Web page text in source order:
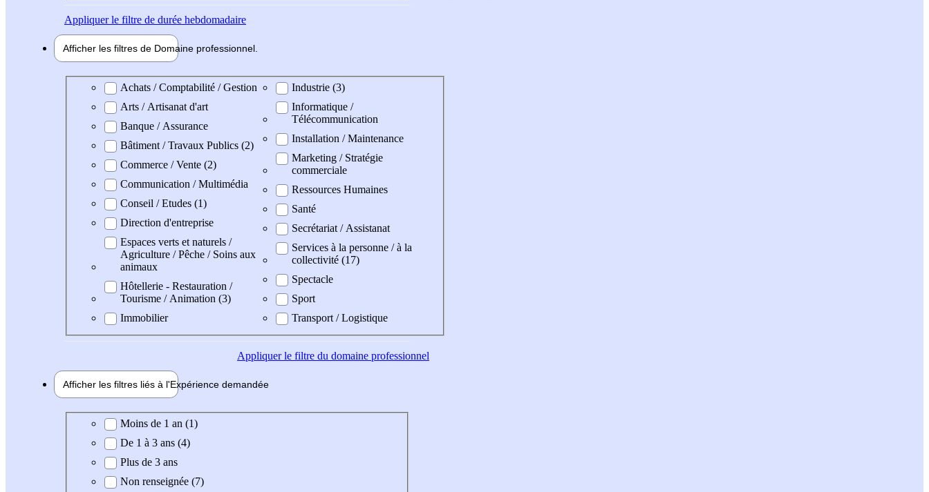
Appliquerle filtre de durée hebdomadaire
Afficher les filtres de Domaine professionnel
Domaine professionel
Achats / Comptabilité / Gestion
Arts / Artisanat d'art
Banque / Assurance
Bâtiment / Travaux Publics (2)
Commerce / Vente (2)
Communication / Multimédia
Conseil / Etudes (1)
Direction d'entreprise
Espaces verts et naturels /
Agriculture / Pêche / Soins aux
animaux
Hôtellerie - Restauration /
Tourisme / Animation (3)
Immobilier
Industrie (3)
Informatique /
Télécommunication
Installation / Maintenance
Marketing / Stratégie
commerciale
Ressources Humaines
Santé
Secrétariat / Assistanat
Services à la personne / à la
collectivité (17)
Spectacle
Sport
Transport / Logistique
Appliquerle filtre du domaine professionnel
Afficher les filtres liés à l'Expérience demandée
Expérience demandée
Moins de 1 an (1)
De 1 à 3 ans (4)
Plus de 3 ans
Non renseignée (7)